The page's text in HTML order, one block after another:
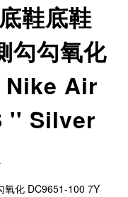
鞋底鞋
勾勾氧化
Nike Air
'' Silver
氧化 DC9651-100 7Y